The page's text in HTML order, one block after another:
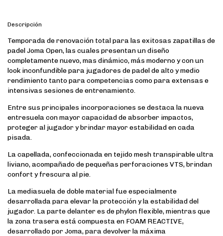
Descripción
Temporada de renovación total para las exitosas zapatillas de
padel Joma Open, las cuales presentan un diseño
completamente nuevo, mas dinámico, más moderno y con un
look inconfundible para jugadores de padel de alto y medio
rendimiento tanto para competencias como para extensas e
intensivas sesiones de entrenamiento.
Entre sus principales incorporaciones se destaca la nueva
entresuela con mayor capacidad de absorber impactos,
proteger al jugador y brindar mayor estabilidad en cada
pisada.
La capellada, confeccionada en tejido mesh transpirable ultra
liviano, acompañado de pequeñas perforaciones VTS, brindan
confort y frescura al pie.
La mediasuela de doble material fue especialmente
desarrollada para elevar la protección y la estabilidad del
jugador. La parte delanter es de phylon flexible, mientras que
la zona trasera está compuesta en FOAM REACTIVE,
desarrollado por Joma, para devolver la máxima